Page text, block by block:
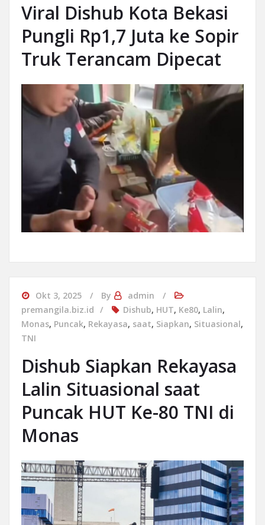
Viral Dishub Kota Bekasi
Pungli Rp1,7 Juta ke Sopir
Truk Terancam Dipecat
Okt 3, 2025 By
admin
premangila.biz.id
Dishub, HUT, Ke80, Lalin,
Monas, Puncak, Rekayasa, saat, Siapkan, Situasional,
TNI
Dishub Siapkan Rekayasa
Lalin Situasional saat
Puncak HUT Ke-80 TNI di
Monas